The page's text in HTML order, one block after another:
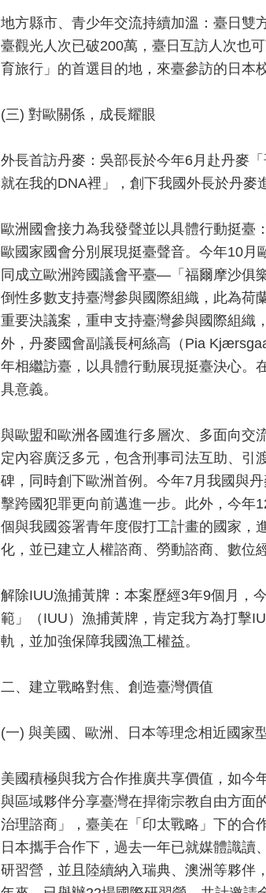
地方縣市、青少年交流持續加溫：臺日雙
臺觀光人次已破200萬，臺日互訪人次也
育旅行」的首選目的地，來臺參訪的日本
(三) 對歐關係，成長耀眼
外長首訪丹麥：吳部長於今年6月赴丹麥
就在我的DNA裡」，創下我國外長於丹麥
歐洲國會接力為我發聲並以具體行動挺臺
歐國家國會分別展現挺臺聲音。今年10
同成立歐洲跨國議會平臺—「福爾摩沙俱
倒性多數支持臺灣參與國際組織，此為荷
重要決議案，重申支持臺灣參與國際組織
外，丹麥國會副議長柯絲高（Pia
年相繼訪臺，以具體行動展現挺臺決心。
具意義。
與歐盟和歐洲各國進行多層次、多面向交
定內容廣泛多元，包含刑事司法互助、引
碑，同時創下歐洲首例。今年7月我國與
擊跨國犯罪更向前邁進一步。此外，今年
個與我國簽署青年度假打工計畫的國家，
化，並已建立人權諮商、勞動諮商、數位
解除IUU漁捕黃牌：本案歷經3年9個月，
範」（IUU）漁捕黃牌，肯定我方為打擊
軌，並加強保障我國漁工權益。
二、建立戰略對焦、創造臺灣價值
(一) 與美國、歐洲、日本等理念相近國家
美國積極與我方合作推廣共享價值，如今
與區域夥伴分享臺灣在捍衛宗教自由方面
治理諮商」，臺美在「印太戰略」下的合
日本攜手合作下，過去一年已就媒體識讀
研習營，並且陸續納入瑞典、澳洲等夥伴